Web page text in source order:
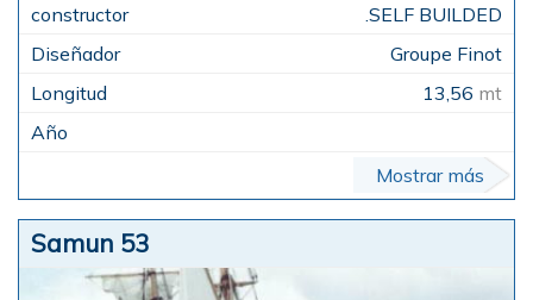
.SELF BUILDED
Groupe Finot
13,56 mt
Mostrar más
Samun 53